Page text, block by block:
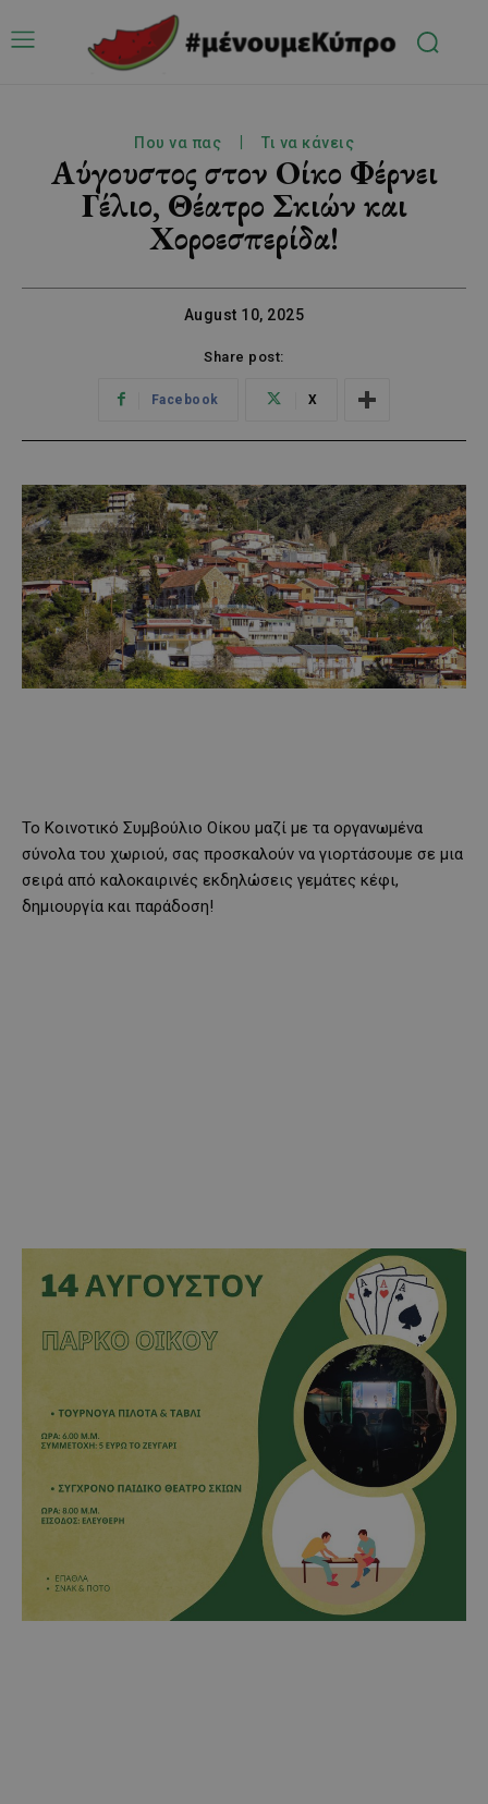
Που να πας Τι να κάνεις
Αύγουστος στον Οίκο Φέρνει
Γέλιο, Θέατρο Σκιών και
Χοροεσπερίδα!
August 10, 2025
Share post:
Facebook X
Το Κοινοτικό Συμβούλιο Οίκου μαζί με τα οργανωμένα
σύνολα του χωριού, σας προσκαλούν να γιορτάσουμε σε μια
σειρά από καλοκαιρινές εκδηλώσεις γεμάτες κέφι,
δημιουργία και παράδοση!